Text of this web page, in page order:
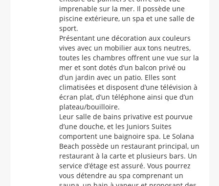
imprenable sur la mer. Il possède une
piscine extérieure, un spa et une salle de
sport.
Présentant une décoration aux couleurs
vives avec un mobilier aux tons neutres,
toutes les chambres offrent une vue sur la
mer et sont dotés d’un balcon privé ou
d’un jardin avec un patio. Elles sont
climatisées et disposent d’une télévision à
écran plat, d’un téléphone ainsi que d’un
plateau/bouilloire.
Leur salle de bains privative est pourvue
d’une douche, et les Juniors Suites
comportent une baignoire spa. Le Solana
Beach possède un restaurant principal, un
restaurant à la carte et plusieurs bars. Un
service d’étage est assuré. Vous pourrez
vous détendre au spa comprenant un